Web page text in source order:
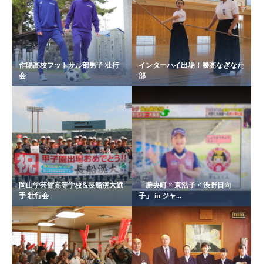
作陽高校フットサル部男子 壮行
会
インターハイ出場！勝高なぎなた
部
岡山学芸館高等学校&長船滉大選
手 壮行会
「勝央町 × 東浩子 × 渋野日向
子」 in ジャ...